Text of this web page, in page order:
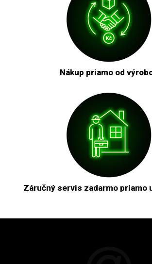
Nákup priamo od
Záručný servis zadarmo priamo